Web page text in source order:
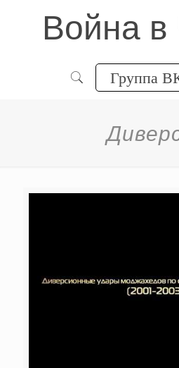
Война в
Группа